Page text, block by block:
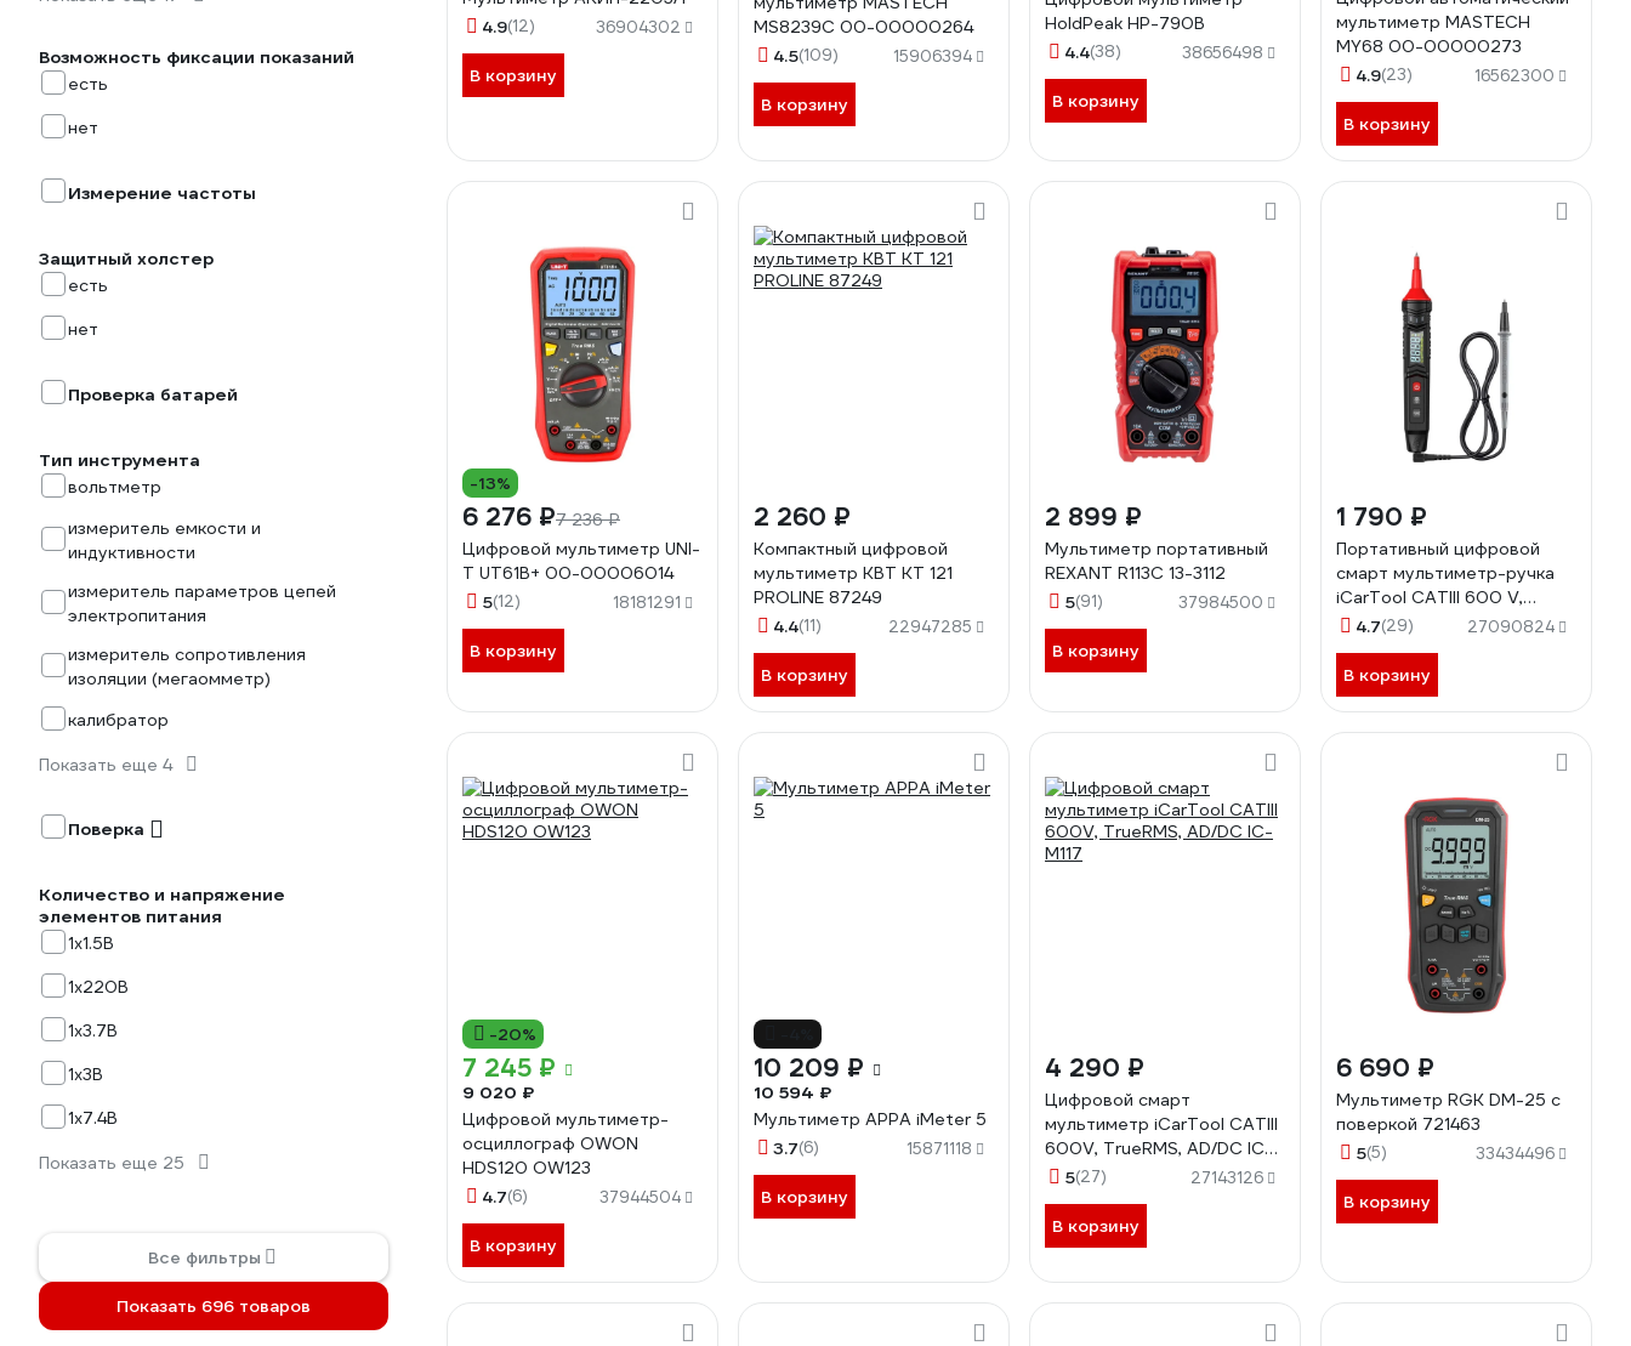
Возможность фиксации показаний
есть
нет
Измерение частоты
Защитный холстер
есть
нет
Проверка батарей
Тип инструмента
вольтметр
измеритель емкости и
индуктивности
измеритель параметров цепей
электропитания
измеритель сопротивления
изоляции (мегаомметр)
калибратор
Показать еще 4
Поверка
Количество и напряжение
элементов питания
1х1.5B
1х220B
1х3.7B
1х3B
1х7.4B
Показать еще 25
Все фильтры
Показать 696 товаров
4.9(12) 36904302
В корзину
MS8239C 00-00000264
4.5(109) 15906394
В корзину
HoldPeak HP-790B
4.4(38) 38656498
В корзину
мультиметр MASTECH
MY68 00-00000273
4.9(23) 16562300
В корзину
-13%
6 276 ₽7 236 ₽
Цифровой мультиметр UNI-
T UT61B+ 00-00006014
5(12) 18181291
В корзину
2 260 ₽
Компактный цифровой
мультиметр КВТ KT 121
PROLINE 87249
4.4(11) 22947285
В корзину
2 899 ₽
Мультиметр портативный
REXANT R113C 13-3112
5(91) 37984500
В корзину
1 790 ₽
Портативный цифровой
смарт мультиметр-ручка
iCarTool CATIII 600 V,
TrueRMS IC-M111
4.7(29) 27090824
В корзину
-20%
7 245 ₽
9 020 ₽
Цифровой мультиметр-
осциллограф OWON
HDS120 OW123
4.7(6) 37944504
В корзину
10 209 ₽
10 594 ₽
Мультиметр APPA iMeter 5
3.7(6) 15871118
В корзину
4 290 ₽
Цифровой смарт
мультиметр iCarTool CATIII
600V, TrueRMS, AD/DC IC-
M117
5(27) 27143126
В корзину
6 690 ₽
Мультиметр RGK DM-25 с
поверкой 721463
5(5) 33434496
В корзину